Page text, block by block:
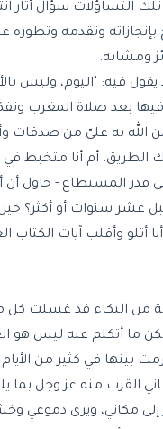
التساؤلات سؤال
بإنجازاته وتقدمه
ومشابه.
فيه: "اليوم، وليس
بعد صلاة المغرب
يمن الله به عليّ من
الطريق، أم أنا متخبط
قدر المستطاع - حاول أن
سنوات أو أكثر؟ حين
أتلو وأقلب آيات
من البكاء قد
ما أتكلم عنه ليس هو
بينها في كثير من
القرب منه عز وجل بما
مكاني، ويرى دموعي